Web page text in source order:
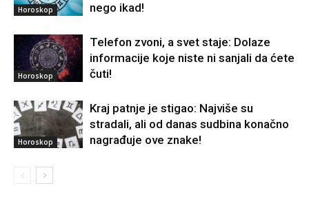
Horoskop
nego ikad!
Horoskop
Telefon zvoni, a svet staje: Dolaze
informacije koje niste ni sanjali da ćete
čuti!
Horoskop
Kraj patnje je stigao: Najviše su
stradali, ali od danas sudbina konačno
nagrađuje ove znake!